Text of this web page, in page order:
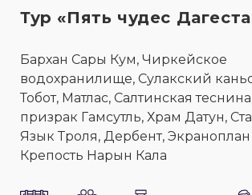
Тур «Пять чудес
Бархан Сары Кум, Чиркейское
водохранилище, Сулакский
Тобот, Матлас, Салтинская
призрак Гамсутль, Храм Датун,
Язык Троля, Дербент,
Крепость Нарын Кала